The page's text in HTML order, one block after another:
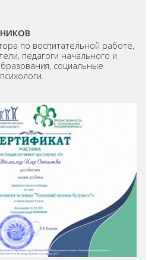
по воспитательной работе,
педагоги начального и
социальные